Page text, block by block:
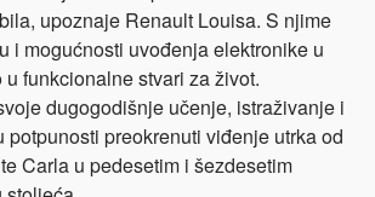
upoznaje Renault Louisa. S njime
i mogućnosti uvođenja elektronike u
funkcionalne stvari za život.
dugogodišnje učenje, istraživanje i
potpunosti preokrenuti viđenje utrka od
Carla u pedesetim i šezdesetim